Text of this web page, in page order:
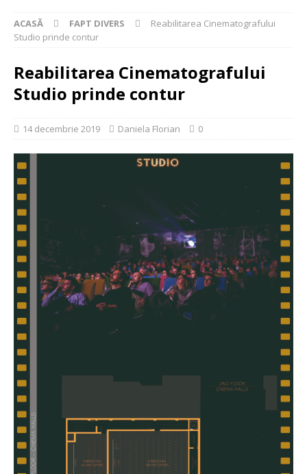
ACASĂ FAPT DIVERS
Reabilitarea Cinematografului
Studio prinde contur
Reabilitarea Cinematografului
Studio prinde contur
14 decembrie 2019 Daniela Florian 0